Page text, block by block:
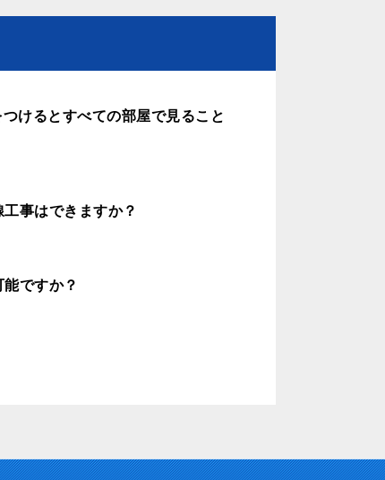
けるとすべての部屋で見ること
事はできますか？
ですか？